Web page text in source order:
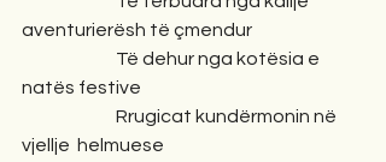
aventurierësh të çmendur
natës festive
vjellje  helmuese